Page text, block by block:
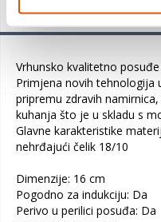
Vrhunsko kvalitetno
Primjena novih tehnologija
pripremu zdravih
kuhanja što je u skladu s
Glavne karakteristike
nehrđajući čelik 18/10
Dimenzije: 16 cm
Pogodno za indukciju: Da
Perivo u perilici posuđa: Da